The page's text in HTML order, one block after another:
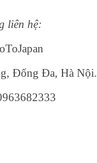
liên hệ:
Đống Đa, Hà Nội.